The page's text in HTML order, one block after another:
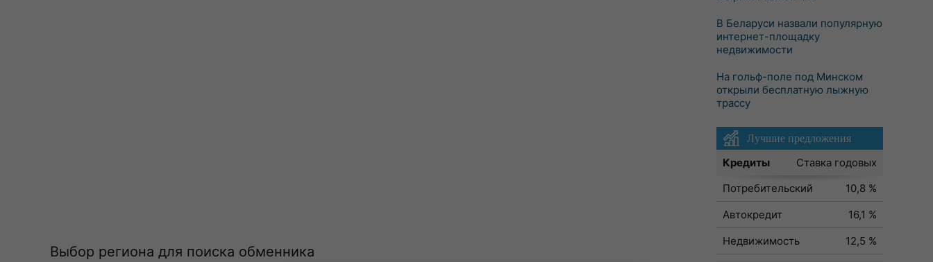
Выбор региона для поиска обменника
В Беларуси назвали популярную
интернет-площадку
недвижимости
На гольф-поле под Минском
открыли бесплатную лыжную
трассу
Лучшие предложения
Кредиты
Ставка годовых
Потребительский
10,8 %
Автокредит
16,1 %
Недвижимость
12,5 %